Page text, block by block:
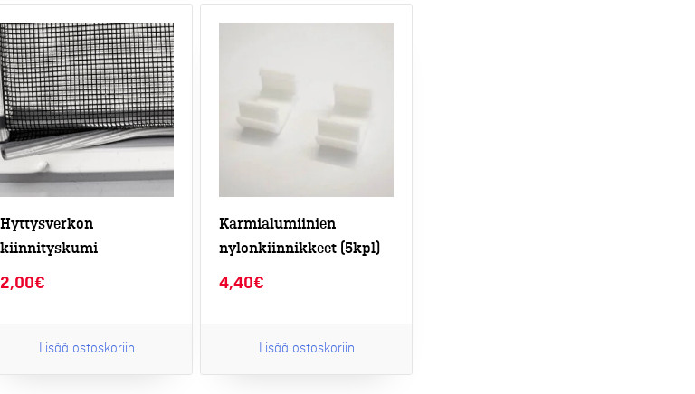
Hyttysverkon
kiinnityskumi
2,00€
Lisää ostoskoriin
Karmialumiinien
nylonkiinnikkeet (5kpl)
4,40€
Lisää ostoskoriin